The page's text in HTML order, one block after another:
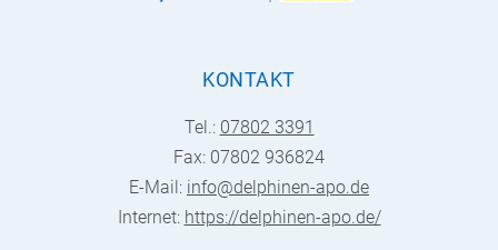
KONTAKT
Tel.: 07802 3391
Fax: 07802 936824
E-Mail: info@delphinen-apo.de
Internet: https://delphinen-apo.de/